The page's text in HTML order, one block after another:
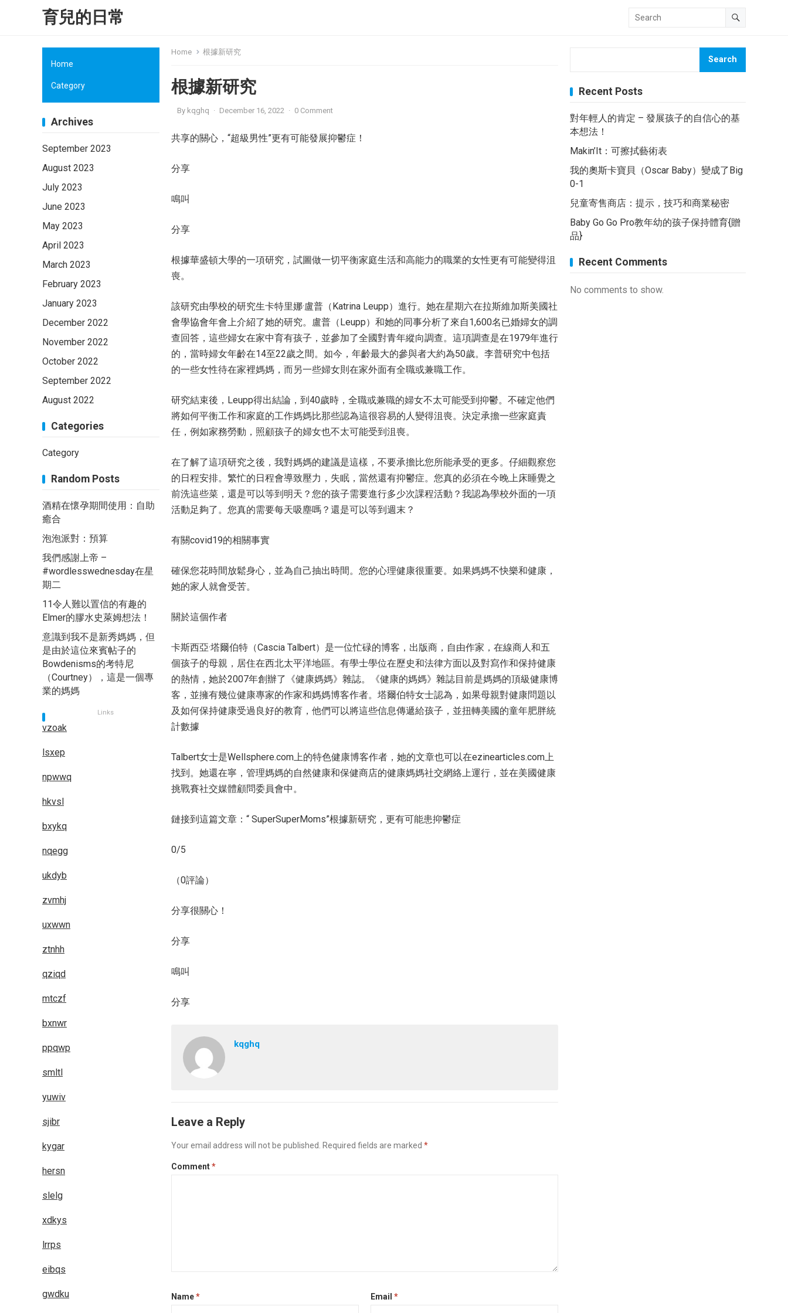
育兒的日常
Home 根據新研究
根據新研究
By kqghq · December 16, 2022 · 0 Comment
共享的關心，“超級男性”更有可能發展抑鬱症！
分享
鳴叫
分享
根據華盛頓大學的一項研究，試圖做一切平衡家庭生活和高能力的職業的女性更有可能變得沮
喪。
該研究由學校的研究生卡特里娜·盧普（Katrina Leupp）進行。她在星期六在拉斯維加斯美國社
會學協會年會上介紹了她的研究。盧普（Leupp）和她的同事分析了來自1,600名已婚婦女的調
查回答，這些婦女在家中育有孩子，並參加了全國對青年縱向調查。這項調查是在1979年進行
的，當時婦女年齡在14至22歲之間。如今，年齡最大的參與者大約為50歲。李普研究中包括
的一些女性待在家裡媽媽，而另一些婦女則在家外面有全職或兼職工作。
研究結束後，Leupp得出結論，到40歲時，全職或兼職的婦女不太可能受到抑鬱。不確定他們
將如何平衡工作和家庭的工作媽媽比那些認為這很容易的人變得沮喪。決定承擔一些家庭責
任，例如家務勞動，照顧孩子的婦女也不太可能受到沮喪。
在了解了這項研究之後，我對媽媽的建議是這樣，不要承擔比您所能承受的更多。仔細觀察您
的日程安排。繁忙的日程會導致壓力，失眠，當然還有抑鬱症。您真的必須在今晚上床睡覺之
前洗這些菜，還是可以等到明天？您的孩子需要進行多少次課程活動？我認為學校外面的一項
活動足夠了。您真的需要每天吸塵嗎？還是可以等到週末？
有關covid19的相關事實
確保您花時間放鬆身心，並為自己抽出時間。您的心理健康很重要。如果媽媽不快樂和健康，
她的家人就會受苦。
關於這個作者
卡斯西亞·塔爾伯特（Cascia Talbert）是一位忙碌的博客，出版商，自由作家，在線商人和五
個孩子的母親，居住在西北太平洋地區。有學士學位在歷史和法律方面以及對寫作和保持健康
的熱情，她於2007年創辦了《健康媽媽》雜誌。《健康的媽媽》雜誌目前是媽媽的頂級健康博
客，並擁有幾位健康專家的作家和媽媽博客作者。塔爾伯特女士認為，如果母親對健康問題以
及如何保持健康受過良好的教育，他們可以將這些信息傳遞給孩子，並扭轉美國的童年肥胖統
計數據
Talbert女士是Wellsphere.com上的特色健康博客作者，她的文章也可以在ezinearticles.com上
找到。她還在寧，管理媽媽的自然健康和保健商店的健康媽媽社交網絡上運行，並在美國健康
挑戰賽社交媒體顧問委員會中。
鏈接到這篇文章：“ SuperSuperMoms”根據新研究，更有可能患抑鬱症
0/5
（0評論）
分享很關心！
分享
鳴叫
分享
kqghq
Leave a Reply
Your email address will not be published. Required fields are marked *
Comment*
Name* Email *
Search
Recent Posts
對年輕人的肯定 – 發展孩子的自信心的基
本想法！
Makin’It：可擦拭藝術表
我的奧斯卡寶貝（Oscar Baby）變成了Big
0-1
兒童寄售商店：提示，技巧和商業秘密
Baby Go Go Pro教年幼的孩子保持體育{贈
品}
Recent Comments
No comments to show.
Home
Category
Archives
September 2023
August 2023
July 2023
June 2023
May 2023
April 2023
March 2023
February 2023
January 2023
December 2022
November 2022
October 2022
September 2022
August 2022
Categories
Category
Random Posts
酒精在懷孕期間使用：自助
癒合
泡泡派對：預算
我們感謝上帝 –
#wordlesswednesday在星
期二
11令人難以置信的有趣的
Elmer的膠水史萊姆想法！
意識到我不是新秀媽媽，但
是由於這位來賓帖子的
Bowdenisms的考特尼
（Courtney），這是一個專
業的媽媽
Links
vzoak
lsxep
npwwq
hkvsl
bxykq
nqegg
ukdyb
zvmhj
uxwwn
ztnhh
qziqd
mtczf
bxnwr
ppqwp
smltl
yuwiv
sjibr
kygar
hersn
slelg
xdkys
lrrps
eibqs
gwdku